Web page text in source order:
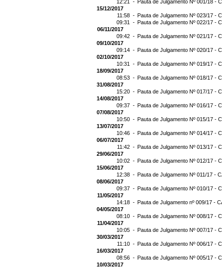
12:21 - Pauta de Julgamento Nº 001/18 -
15/12/2017
11:58 - Pauta de Julgamento Nº 023/17 -
09:31 - Pauta de Julgamento Nº 022/17 -
06/11/2017
09:42 - Pauta de Julgamento Nº 021/17 -
09/10/2017
09:14 - Pauta de Julgamento Nº 020/17 -
02/10/2017
10:31 - Pauta de Julgamento Nº 019/17 -
18/09/2017
08:53 - Pauta de Julgamento Nº 018/17 -
31/08/2017
15:20 - Pauta de Julgamento Nº 017/17 -
14/08/2017
09:37 - Pauta de Julgamento Nº 016/17 -
07/08/2017
10:50 - Pauta de Julgamento Nº 015/17 -
13/07/2017
10:46 - Pauta de Julgamento Nº 014/17 -
06/07/2017
11:42 - Pauta de Julgamento Nº 013/17 -
29/06/2017
10:02 - Pauta de Julgamento Nº 012/17 -
15/06/2017
12:38 - Pauta de Julgamento Nº 011/17 -
08/06/2017
09:37 - Pauta de Julgamento Nº 010/17 -
11/05/2017
14:18 - Pauta de Julgamento nº 009/17 -
04/05/2017
08:10 - Pauta de Julgamento Nº 008/17 -
11/04/2017
10:05 - Pauta de Julgamento Nº 007/17 -
30/03/2017
11:10 - Pauta de Julgamento Nº 006/17 -
16/03/2017
08:56 - Pauta de Julgamento Nº 005/17 -
10/03/2017